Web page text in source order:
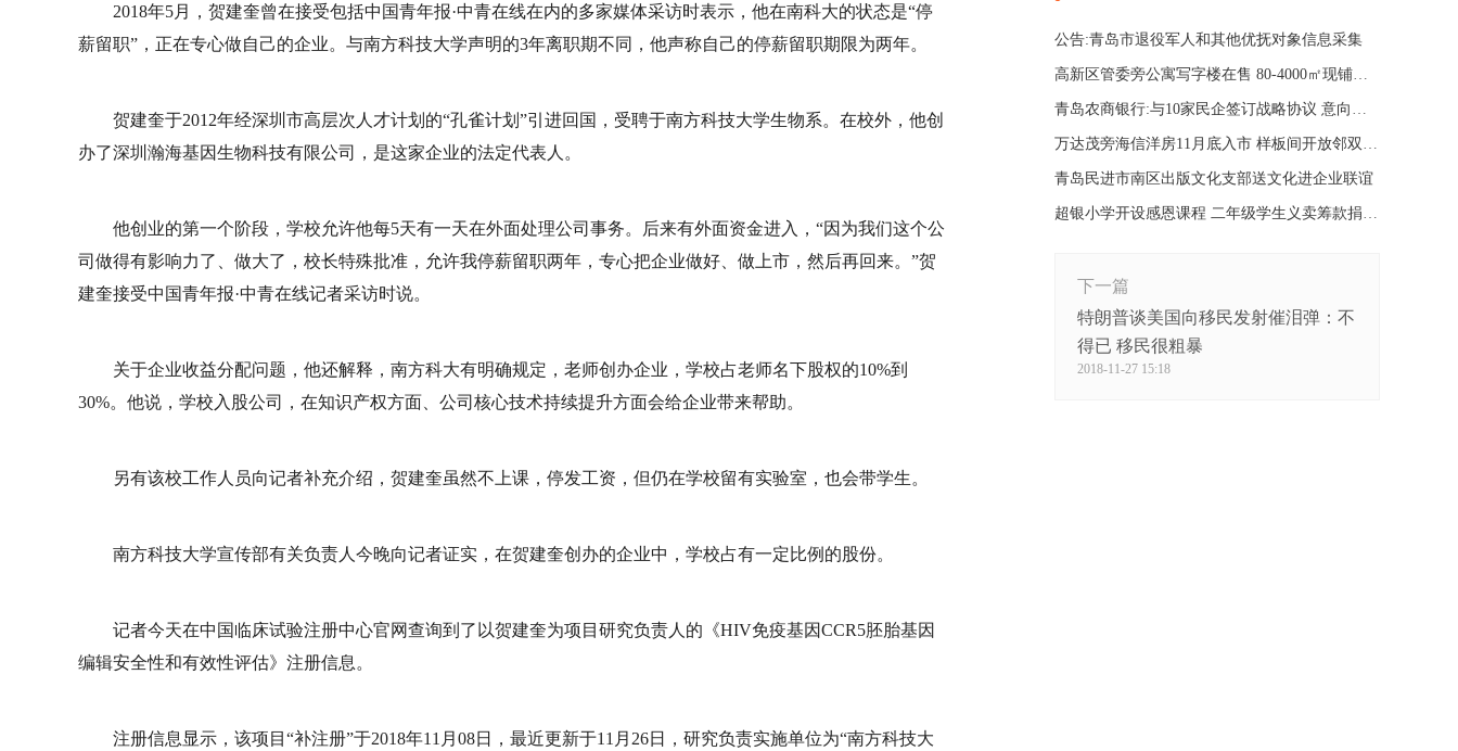
2018年5月，贺建奎曾在接受包括中国青年报·中青在线在内的多家媒体采访时表示，他在南科大的状态是“停
薪留职”，正在专心做自己的企业。与南方科技大学声明的3年离职期不同，他声称自己的停薪留职期限为两年。
贺建奎于2012年经深圳市高层次人才计划的“孔雀计划”引进回国，受聘于南方科技大学生物系。在校外，他创
办了深圳瀚海基因生物科技有限公司，是这家企业的法定代表人。
他创业的第一个阶段，学校允许他每5天有一天在外面处理公司事务。后来有外面资金进入，“因为我们这个公
司做得有影响力了、做大了，校长特殊批准，允许我停薪留职两年，专心把企业做好、做上市，然后再回来。”贺
建奎接受中国青年报·中青在线记者采访时说。
关于企业收益分配问题，他还解释，南方科大有明确规定，老师创办企业，学校占老师名下股权的10%到
30%。他说，学校入股公司，在知识产权方面、公司核心技术持续提升方面会给企业带来帮助。
另有该校工作人员向记者补充介绍，贺建奎虽然不上课，停发工资，但仍在学校留有实验室，也会带学生。
南方科技大学宣传部有关负责人今晚向记者证实，在贺建奎创办的企业中，学校占有一定比例的股份。
记者今天在中国临床试验注册中心官网查询到了以贺建奎为项目研究负责人的《HIV免疫基因CCR5胚胎基因
编辑安全性和有效性评估》注册信息。
注册信息显示，该项目“补注册”于2018年11月08日，最近更新于11月26日，研究负责实施单位为“南方科技大
公告:青岛市退役军人和其他优抚对象信息采集
高新区管委旁公寓写字楼在售 80-4000㎡现铺发售
青岛农商银行:与10家民企签订战略协议 意向授信100亿
万达茂旁海信洋房11月底入市 样板间开放邻双地铁
青岛民进市南区出版文化支部送文化进企业联谊
超银小学开设感恩课程 二年级学生义卖筹款捐儿童福利院
下一篇
特朗普谈美国向移民发射催泪弹：不
得已 移民很粗暴
2018-11-27 15:18